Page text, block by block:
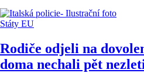
Státy EU
Rodiče odjeli na
doma nechali pět